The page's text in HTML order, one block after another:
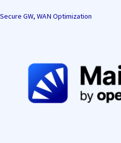
Secure GW, WAN Optimization